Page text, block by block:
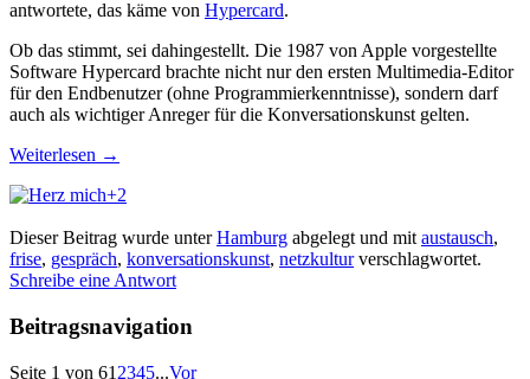
antwortete, das käme von Hypercard.
Ob das stimmt, sei dahingestellt. Die 1987 von Apple vorgestellte
Software Hypercard brachte nicht nur den ersten Multimedia-Editor
für den Endbenutzer (ohne Programmierkenntnisse), sondern darf
auch als wichtiger Anreger für die Konversationskunst gelten.
Weiterlesen →
+2
Dieser Beitrag wurde unterHamburg abgelegt und mit austausch,
frise, gespräch, konversationskunst, netzkulturverschlagwortet.
Schreibe eine Antwort
Beitragsnavigation
Seite 1 von 61 2345...Vor